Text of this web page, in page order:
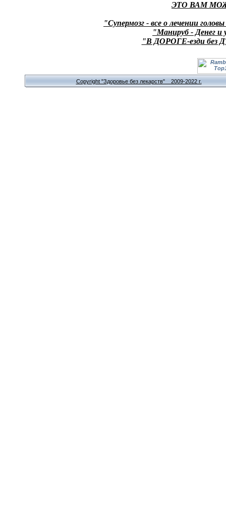
ЭТО ВАМ
"Супермозг - все о лечении
"Манируб - Денег и
"В ДОРОГЕ-езди без
Copyright "Здоровье без лекарств" 2009-2022 г.